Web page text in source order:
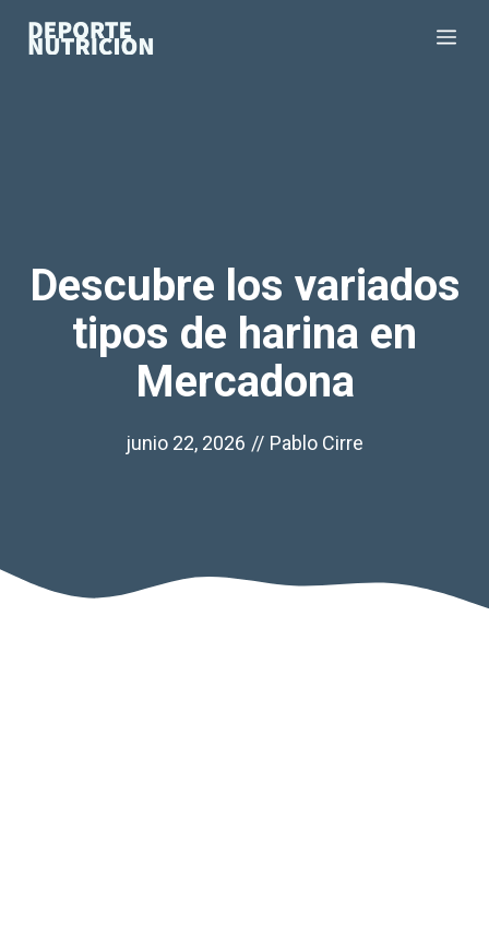
Descubre los variados
tipos de harina en
Mercadona
junio 22, 2026 // Pablo Cirre